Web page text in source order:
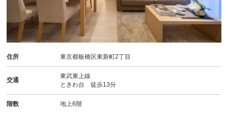
住所 東京都板橋区東新町2丁目
交通
東武東上線
ときわ台 徒歩13分
階数 地上6階